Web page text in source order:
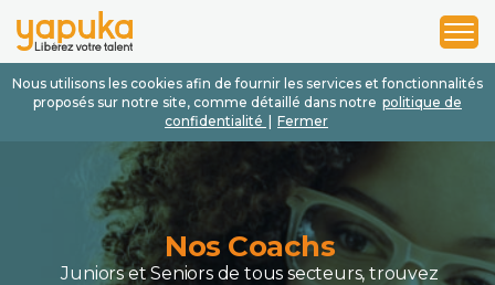
Nous utilisons les cookies afin de fournir les services et fonctionnalités
proposés sur notre site, comme détaillé dans notre politique de
confidentialité
Fermer
1
2
3
Nos Coachs
Juniors et Seniors de tous secteurs, trouvez